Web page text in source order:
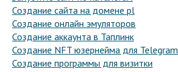
Создание сайта на домене pl
Создание онлайн эмуляторов
Создание аккаунта в Таплинк
Создание NFT юзернейма для Telegram
Создание программы для визитки